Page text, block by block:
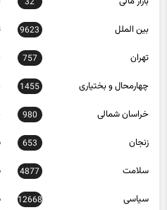
بین الملل 9623
تهران 757
چهارمحال و بختیاری 1455
خراسان شمالی 980
زنجان 653
سلامت 4877
سیاسی 12668
عکس 329